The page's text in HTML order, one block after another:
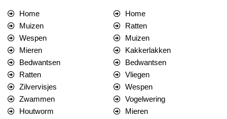
Home
Muizen
Wespen
Mieren
Bedwantsen
Ratten
Zilvervisjes
Zwammen
Houtworm
Home
Ratten
Muizen
Kakkerlakken
Bedwantsen
Vliegen
Wespen
Vogelwering
Mieren